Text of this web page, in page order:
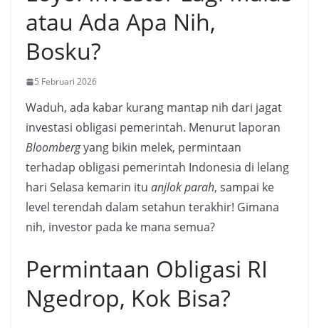
atau Ada Apa Nih,
Bosku?
5 Februari 2026
Waduh, ada kabar kurang mantap nih dari jagat
investasi obligasi pemerintah. Menurut laporan
Bloombergyang bikin melek, permintaan
terhadap obligasi pemerintah Indonesia di lelang
hari Selasa kemarin itu anjlok parah, sampai ke
level terendah dalam setahun terakhir! Gimana
nih, investor pada ke mana semua?
Permintaan Obligasi RI
Ngedrop, Kok Bisa?